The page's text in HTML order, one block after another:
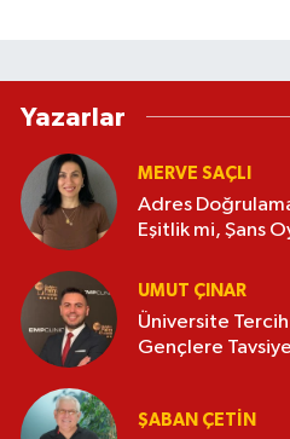
Yazarlar
MERVE SAÇLI
Adres
Eşitlik mi, Şans
UMUT ÇINAR
Üniversite
Gençlere
ŞABAN ÇETIN